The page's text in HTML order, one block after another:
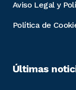
Aviso Legal y
Política de
Últimas